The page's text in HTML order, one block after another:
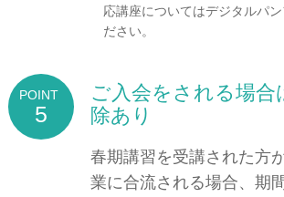
応講座についてはデジタルパ
ださい。
5
ご入会をされる場合
除あり
春期講習を受講された方
業に合流される場合、期